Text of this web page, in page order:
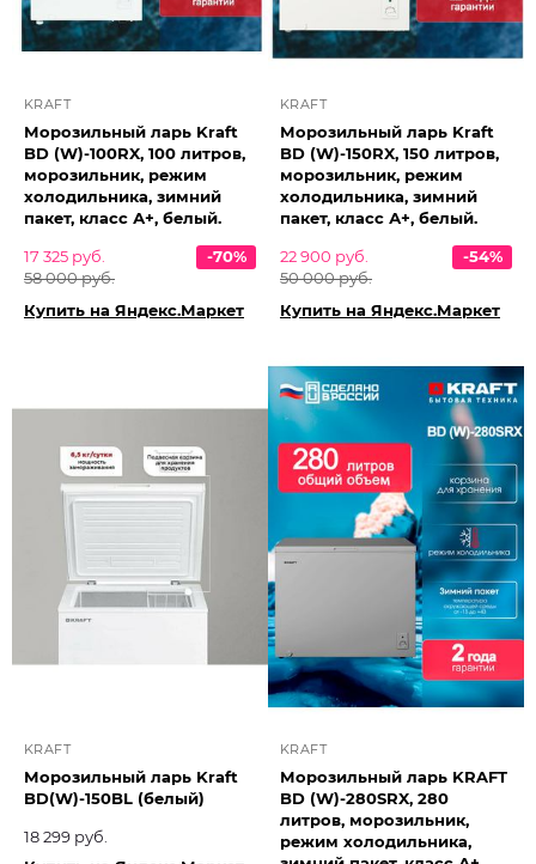
KRAFT
Морозильный ларь Kraft
BD (W)-100RX, 100 литров,
морозильник, режим
холодильника, зимний
пакет, класс А+, белый.
17 325 руб.
58 000 руб.
-70%
Купить на Яндекс.Маркет
KRAFT
Морозильный ларь Kraft
BD (W)-150RX, 150 литров,
морозильник, режим
холодильника, зимний
пакет, класс А+, белый.
22 900 руб.
50 000 руб.
-54%
Купить на Яндекс.Маркет
KRAFT
Морозильный ларь Kraft
BD(W)-150BL (белый)
18 299 руб.
KRAFT
Морозильный ларь KRAFT
BD (W)-280SRX, 280
литров, морозильник,
режим холодильника,